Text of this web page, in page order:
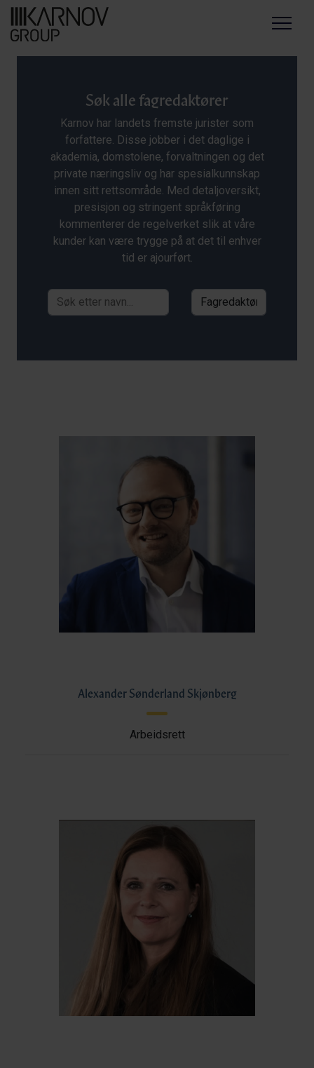
Menu
Søk alle fagredaktører
Karnov har landets fremste jurister som
forfattere. Disse jobber i det daglige i
akademia, domstolene, forvaltningen og det
private næringsliv og har spesialkunnskap
innen sitt rettsområde. Med detaljoversikt,
presisjon og stringent språkføring
kommenterer de regelverket slik at våre
kunder kan være trygge på at det til enhver
tid er ajourført.
Alexander Sønderland Skjønberg
Arbeidsrett